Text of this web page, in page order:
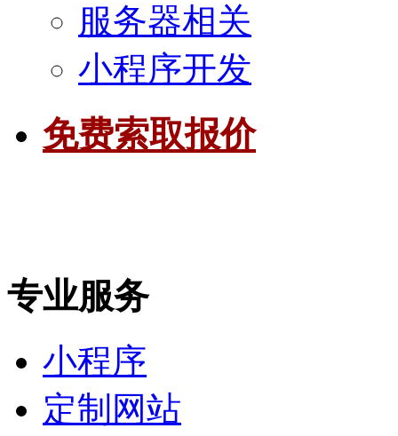
服务器相关
小程序开发
免费索取报价
专业服务
小程序
定制网站